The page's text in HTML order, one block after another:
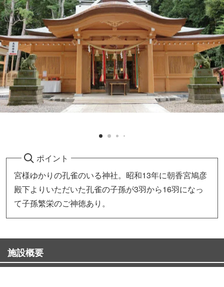
ポイント
宮様ゆかりの孔雀のいる神社。昭和13年に朝香宮鳩彦
殿下よりいただいた孔雀の子孫が3羽から16羽になっ
て子孫繁栄のご神徳あり。
施設概要